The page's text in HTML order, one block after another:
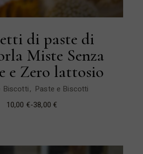
di paste di
Miste Senza
e Zero lattosio
Biscotti
Paste e Biscotti
10,00 €-38,00 €
Fascia
a